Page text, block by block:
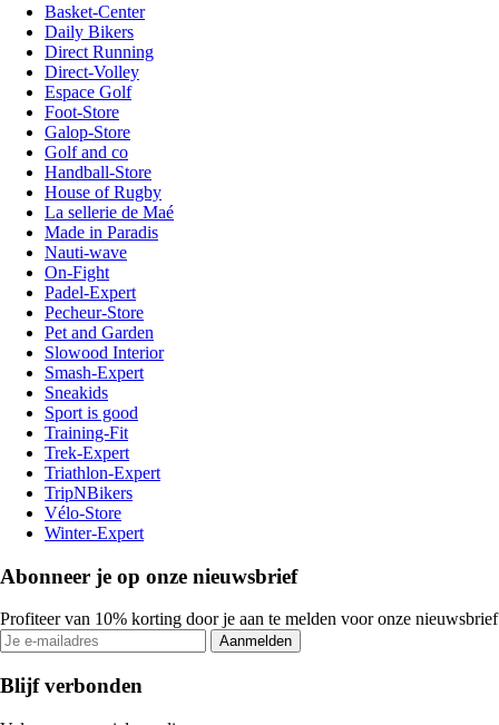
Basket-Center
Daily Bikers
Direct Running
Direct-Volley
Espace Golf
Foot-Store
Galop-Store
Golf and co
Handball-Store
House of Rugby
La sellerie de Maé
Made in Paradis
Nauti-wave
On-Fight
Padel-Expert
Pecheur-Store
Pet and Garden
Slowood Interior
Smash-Expert
Sneakids
Sport is good
Training-Fit
Trek-Expert
Triathlon-Expert
TripNBikers
Vélo-Store
Winter-Expert
Abonneer je op onze nieuwsbrief
Profiteer van 10% korting door je aan te melden voor onze nieuwsbrief
Aanmelden
Blijf verbonden